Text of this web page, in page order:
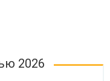
2026